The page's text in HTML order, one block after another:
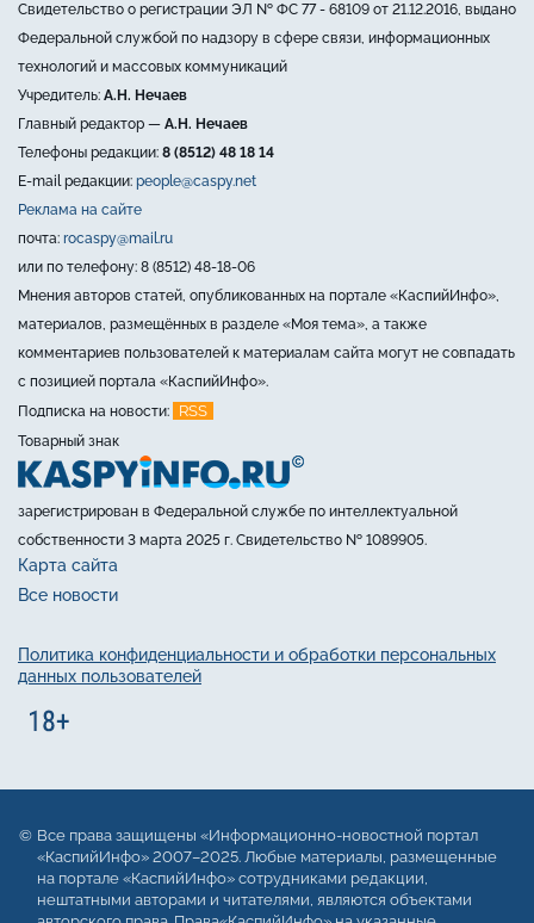
Свидетельство о регистрации ЭЛ № ФС 77 - 68109 от 21.12.2016, выдано
Федеральной службой по надзору в сфере связи, информационных
технологий и массовых коммуникаций
Учредитель: А.Н. Нечаев
Главный редактор — А.Н. Нечаев
Телефоны редакции: 8 (8512) 48 18 14
E-mail редакции: people@caspy.net
Реклама на сайте
почта: rocaspy@mail.ru
или по телефону: 8 (8512) 48-18-06
Мнения авторов статей, опубликованных на портале «КаспийИнфо»,
материалов, размещённых в разделе «Моя тема», а также
комментариев пользователей к материалам сайта могут не совпадать
с позицией портала «КаспийИнфо».
Подписка на новости:
RSS
Товарный знак
зарегистрирован в Федеральной службе по интеллектуальной
собственности 3 марта 2025 г. Свидетельство № 1089905.
Карта сайта
Все новости
Политика конфиденциальности и обработки персональных
данных пользователей
Все права защищены «Информационно-новостной портал
«КаспийИнфо» 2007–2025. Любые материалы, размещенные
на портале «КаспийИнфо» сотрудниками редакции,
нештатными авторами и читателями, являются объектами